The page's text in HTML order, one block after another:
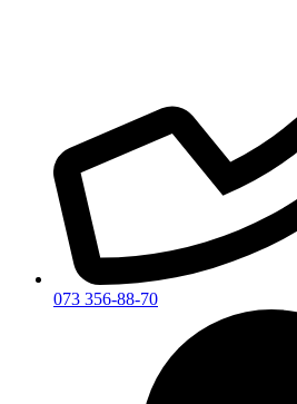
073 356-88-70